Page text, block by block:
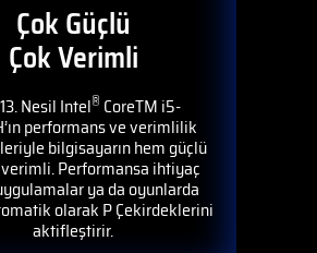
Çok Güçlü
Çok Verimli
Nesil Intel® CoreTM i5-
performans ve verimlilik
bilgisayarın hem güçlü
Performansa ihtiyaç
ya da oyunlarda
olarak P Çekirdeklerini
aktifleştirir.